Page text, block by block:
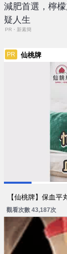
減肥首選，檸
疑人生
PR・新素簡
PR 仙桃牌
【仙桃牌】保血平
觀看次數 43,187次